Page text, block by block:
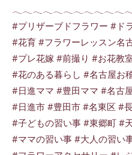
#プリザーブドフラワー #ド
#花育 #フラワーレッスン名
#プレ花嫁 #前撮り #お花教
#花のある暮らし #名古屋お
#日進ママ #豊田ママ #名古
#日進市 #豊田市 #名東区 #
#子どもの習い事 #東郷町 #
#ママの習い事 #大人の習い